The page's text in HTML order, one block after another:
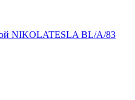
NIKOLATESLA BL/A/83